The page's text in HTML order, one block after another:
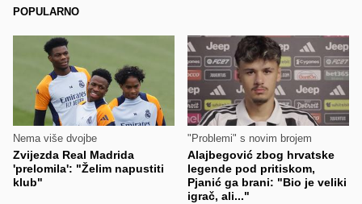
POPULARNO
Nema više dvojbe
Zvijezda Real Madrida
'prelomila': "Želim napustiti
klub"
"Problemi" s novim brojem
Alajbegović zbog hrvatske
legende pod pritiskom,
Pjanić ga brani: "Bio je veliki
igrač, ali..."